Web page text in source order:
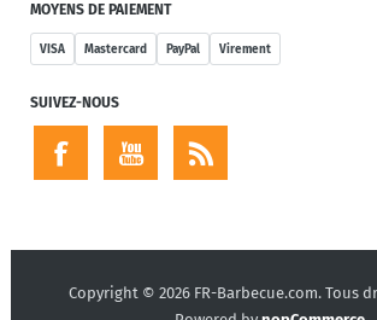
MOYENS DE PAIEMENT
VISA Mastercard PayPal Virement
SUIVEZ-NOUS
Copyright © 2026 FR-Barbecue.com. Tous